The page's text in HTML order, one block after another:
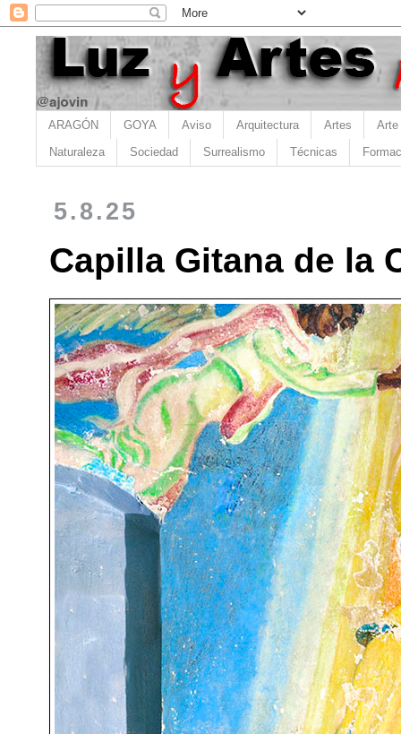
ARAGÓN GOYA Aviso Arquitectura Artes Arte
Naturaleza Sociedad Surrealismo Técnicas
5.8.25
Capilla Gitana de la